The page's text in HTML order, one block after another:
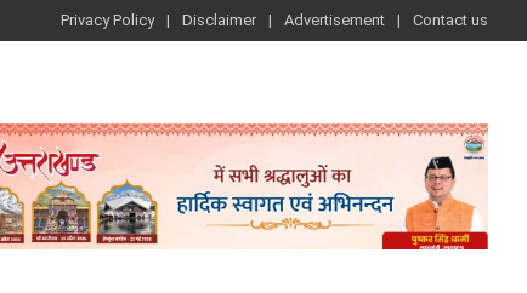
Privacy Policy Disclaimer Advertisement Contact us